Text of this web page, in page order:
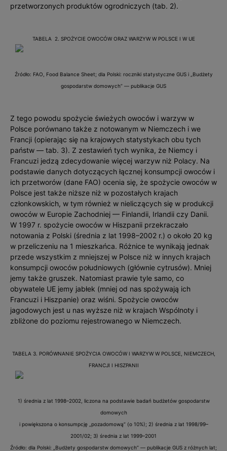
przetworzonych produktów ogrodniczych (tab. 2).
TABELA 2. SPOŻYCIE OWOCÓW ORAZ WARZYW W POLSCE I W UE
Źródło: FAO, Food Balance Sheet; dla Polski: roczniki statystyczne GUS i „Budżety
gospodarstw domowych” — publikacje GUS
Z tego powodu spożycie świeżych owoców i warzyw w
Polsce porównano także z notowanym w Niemczech i we
Francji (opierając się na krajowych statystykach obu tych
państw — tab. 3). Z zestawień tych wynika, że Niemcy i
Francuzi jedzą zdecydowanie więcej warzyw niż Polacy. Na
podstawie danych dotyczących łącznej konsumpcji owoców i
ich przetworów (dane FAO) ocenia się, że spożycie owoców w
Polsce jest także niższe niż w pozostałych krajach
członkowskich, w tym również w nieliczących się w produkcji
owoców w Europie Zachodniej — Finlandii, Irlandii czy Danii.
W 1997 r. spożycie owoców w Hiszpanii przekraczało
notowania z Polski (średnia z lat 1998–2002 r.) o około 20 kg
w przeliczeniu na 1 mieszkańca. Różnice te wynikają jednak
przede wszystkim z mniejszej w Polsce niż w innych krajach
konsumpcji owoców południowych (głównie cytrusów). Mniej
jemy także gruszek. Natomiast prawie tyle samo, co
obywatele UE jemy jabłek (mniej od nas spożywają ich
Francuzi i Hiszpanie) oraz wiśni. Spożycie owoców
jagodowych jest u nas wyższe niż w krajach Wspólnoty i
zbliżone do poziomu rejestrowanego w Niemczech.
TABELA 3. PORÓWNANIE SPOŻYCIA OWOCÓW I WARZYW W POLSCE, NIEMCZECH,
FRANCJI I HISZPANII
1) średnia z lat 1998–2002, liczona na podstawie badań budżetów gospodarstw
domowych
i powiększona o konsumpcję „pozadomową” (o 10%); 2) średnia z lat 1998/99–
2001/02; 3) średnia z lat 1999–2001
Źródło: dla Polski: „Budżety gospodarstw domowych” — publikacje GUS z różnych lat;